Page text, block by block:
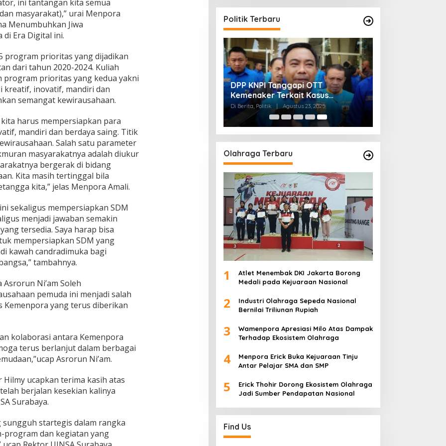
ini tantangan kita semua
masyarakat),” urai Menpora
Menumbuhkan Jiwa
di Era Digital ini.
program prioritas yang dijadikan
dari tahun 2020-2024. Kuliah
program prioritas yang kedua yakni
kreatif, inovatif, mandiri dan
semangat kewirausahaan.
harus mempersiapkan para
mandiri dan berdaya saing. Titik
Salah satu parameter
masyarakatnya adalah diukur
bergerak di bidang
Kita masih tertinggal bila
kita,” jelas Menpora Amali.
sekaligus mempersiapkan SDM
menjadi jawaban semakin
tersedia. Saya harap bisa
mempersiapkan SDM yang
kawah candradimuka bagi
tambahnya.
Ni’am Soleh
pemuda ini menjadi salah
yang terus diberikan
kolaborasi antara Kemenpora
terus berlanjut dalam berbagai
Asrorun Ni’am.
Hilmy ucapkan terima kasih atas
berjalan kesekian kalinya
Surabaya.
startegis dalam rangka
dan kegiatan yang
Politik Terbaru
TNI
Kunci
September 13, 2025
Menko Zulhas Tegaskan KDKMP
sebagai Strategi Kedaulatan
Pangan dan Digitalisasi Desa
DPP KNPI Tanggapi OTT
Kemenaker Terkait Kasus
Pemerasan dan Korupsi
Di Berita, Politik | Agustus 23, 2025
Olahraga Terbaru
1
Atlet Menembak DKI Jakarta Borong
Medali pada Kejuaraan Nasional
2
Industri Olahraga Sepeda Nasional
Bernilai Triliunan Rupiah
3
Wamenpora Apresiasi Milo Atas Dampak
Terhadap Ekosistem Olahraga
4
Menpora Erick Buka Kejuaraan Tinju
Antar Pelajar SMA dan SMP
5
Erick Thohir Dorong Ekosistem Olahraga
Jadi Sumber Pendapatan Nasional
Find Us